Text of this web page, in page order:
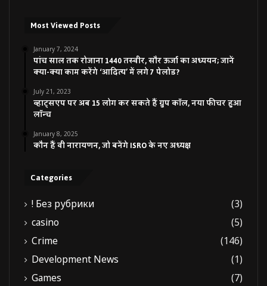
Most Viewed Posts
January 7, 2024
पांच साल तक रोजाना 1440 तस्वीर, सौर ऊर्जा का अध्ययन; जानें
क्या-क्या काम करेंगे ‘आदित्य’ में लगे 7 पेलोड?
July 21, 2023
व्हाट्सएप पर अब 15 लोग कर सकते हैं ग्रुप कॉल, नया फीचर हुआ
लॉन्च
January 8, 2025
कौन हैं वी नारायणन, जो बनेंगे ISRO के नए अध्यक्ष
Categories
! Без рубрики
(3)
casino
(5)
Crime
(146)
Development News
(1)
Games
(7)